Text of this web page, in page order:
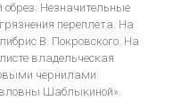
обрез. Незначительные
переплета. На
В. Покровского. На
владельческая
чернилами:
Шаблыкиной».